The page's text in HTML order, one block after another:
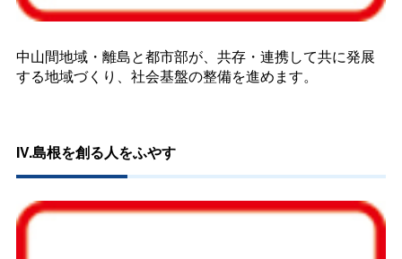
中山間地域・離島と都市部が、共存・連携して共に発展
する地域づくり、社会基盤の整備を進めます。
IV.島根を創る人をふやす